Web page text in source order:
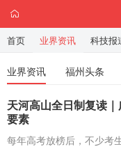
业界资讯 福州头条
天河高山全日制复读
要素
每年高考放榜后，不少考
首页 业界资讯 科技报